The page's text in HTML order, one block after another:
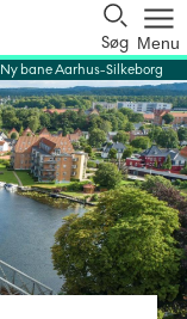
Søg Menu
Ny bane Aarhus-Silkeborg